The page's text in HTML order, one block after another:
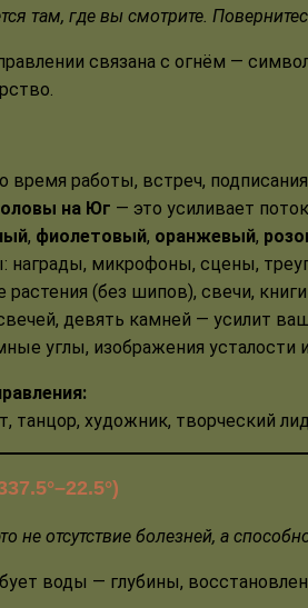
там, где вы смотрите.
связана с огнём —
время работы, встреч,
на Юг — это усиливает
, фиолетовый, оранжевый,
награды, микрофоны, сцены,
(без шипов), свечи,
девять камней — усилит
углы, изображения усталости
танцор, художник, творческий
не отсутствие болезней, а
воды — глубины,